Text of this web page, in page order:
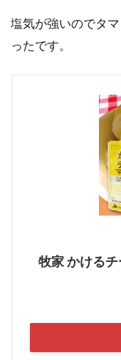
塩気が強いのでタ
ったです。
牧家 かける